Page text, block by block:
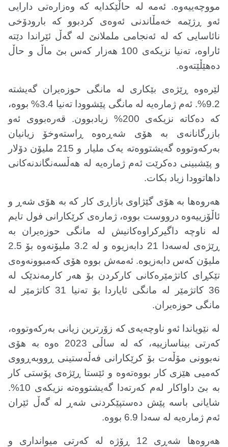
مووچەییەوە. ئەمە لە حاڵێکدایە کە وەزارەتی دارایی
ئەو ڕژێمە خەمڵاندنی ئەوەی کردبوو کە بارودۆخی
نائاسایی کە لە ئەنجامی ململانێ لە گەڵ ئێراندا دێتە
ئاراوە، تەنیا نزیکەی 100 هەزار کەس بێ ماڵ و حاڵ
دەهێڵێتەوە.
لێرەوە ڕێژەی بێکاری لە مانگی حوزەیران گەیشتە
9.2%. ئەم ژمارەیە لە مانگی پێشوودا تەنیا 3.4% بووە،
کە دەکاتە نزیکەی 200% زیادبوون. قەرەبووی ئەو
بازرگانانەی بە هۆی شەڕەوە ڕاستەوخۆ زیانیان
بەرکەوتووە گەیشتووەتە یەک ملیار و 215 ملیۆن دۆلار
و پێشبینی دەکرێت ئەم ژمارەیە لە هەڵسەنگاندنەکانی
داهاتوودا زیاد بکات.
هەروەها بە هۆی گێژاوی بازاڕی کار کە بە هۆی شەڕ و
ئاڵۆزییەوە درووست بووە، ژمارەی کرێکارانی فول تایم
لە ناوچە داگیرکراوەکانیش لە مانگی حوزەیران بە
ڕێژەی لەسەدا 21 دابەزیوە و لە 3.2 ملیۆنەوە بۆ 2.5
ملیۆن کەس دابەزیوە. ئەمەش بووە هۆی کەمبوونەوەی
تێکڕای کاتژمێرەکانی کارکردن بۆ هەر کارمەندێک لە
36 کاتژمێر لە مانگی ئایاردا بۆ تەنیا 31 کاتژمێر لە
مانگی حوزەیران.
لە نێویاندا ئەو ناوچەیەی کە زۆرترین زیانی بەرکەوتووە،
کەرتی بیناسازییە، کە لە ساڵی 2023 ەوە بە هۆی
نەبوونی مۆڵەت بۆ کرێکارانی فەڵەستینی ڕووبەڕووی
کەمیی هێزی کار بووەتەوە و ئێستا ڕێژەی پۆستی کار
بە بێ داواکار لەم کەرتەدا گەیشتووەتە نزیکەی 10%.
شایانی باسە پێش دەستپێکردنی شەڕ لە گەڵ ئێران
ئەم ژمارەیە لە سەدا 6.9 بووە
.
هەروەها شەڕی 12 ڕۆژە لە کەرتی میوانداری و